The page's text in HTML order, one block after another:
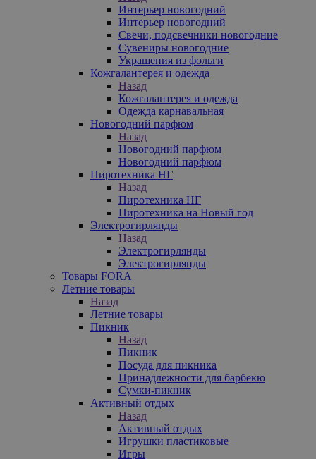
Интерьер новогодний
Интерьер новогодний
Свечи, подсвечники новогодние
Сувениры новогодние
Украшения из фольги
Кожгалантерея и одежда
Назад
Кожгалантерея и одежда
Одежда карнавальная
Новогодний парфюм
Назад
Новогодний парфюм
Новогодний парфюм
Пиротехника НГ
Назад
Пиротехника НГ
Пиротехника на Новый год
Электрогирлянды
Назад
Электрогирлянды
Электрогирлянды
Товары FORA
Летние товары
Назад
Летние товары
Пикник
Назад
Пикник
Посуда для пикника
Принадлежности для барбекю
Сумки-пикник
Активный отдых
Назад
Активный отдых
Игрушки пластиковые
Игры